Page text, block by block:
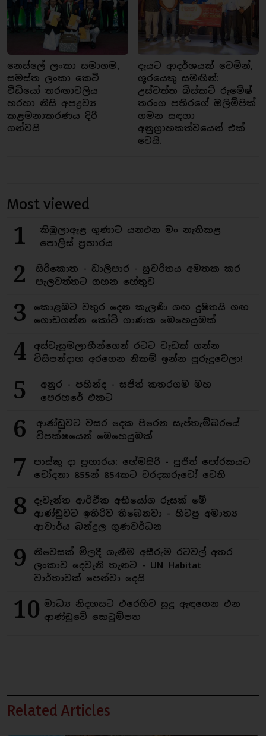
නෙස්ලේ ලංකා සමාගම,
සමස්ත ලංකා කෙටි
වීඩියෝ තරඟාවලිය
හරහා නිසි අපද්‍රව්‍ය
කළමනාකරණය දිරි
ගන්වයි
දැයට ආදර්ශයක් වෙමින්,
ශූරයෙකු සමඟින්:
උස්වත්ත බිස්කට් රුමේෂ්
තරංග පතිරගේ ඔලිම්පික්
ගමන සඳහා
අනුග්‍රාහකත්වයෙන් එක්
වෙයි.
Most viewed
1
කිඹුලාඇළ ගුණාට යනඑන මං නැතිකළ
පොලිස් ප්‍රහාරය
2
සිරිකොත - ඩාලිපාර - සුචරිතය අමතක කර
පැලවත්තට ගහන හේතුව
3
කොළඹට වතුර දෙන කැලණි ගඟ දුෂිතයි ගඟ
ගොඩගන්න කෝටි ගාණක මෙහෙයුමක්
4
අස්වැසුමලාභීන්ගෙන් රටට වැඩක් ගන්න
විසිපන්දාහ අරගෙන නිකම් ඉන්න පුරුදුවෙලා!
5
අනුර - පහින්ද - සජිත් කතරගම මහ
පෙරහරේ එකට
6
ආණ්ඩුවට වසර දෙක පිරෙන සැප්තැම්බරයේ
විපක්ෂයෙන් මෙහෙයුමක්
7
පාස්කු දා ප්‍රහාරය: හේමසිරි - පූජිත් පෝරකයට
චෝදනා 855න් 854කට වරදකරුවෝ වෙති
8
දැවැන්ත ආර්ථික අභියෝග රුසක් මේ
ආණ්ඩුවට ඉතිරිව තිබෙනවා - හිටපු අමාත්‍ය
ආචාර්ය බන්දුල ගුණවර්ධන
9
නිවෙසක් මිලදී ගැනීම අසීරුම රටවල් අතර
ලංකාව දෙවැනි තැනට - UN Habitat
වාර්තාවක් පෙන්වා දෙයි
10 මාධ්‍ය නිදහසට එරෙහිව සුදු ඇඳගෙන එන
ආණ්ඩුවේ කෙටුම්පත
Related Articles